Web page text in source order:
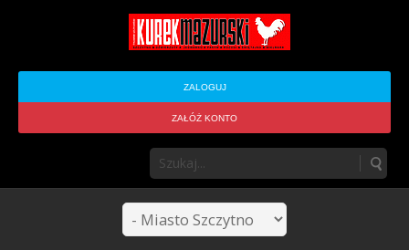
ZALOGUJ
ZAŁÓŻ KONTO